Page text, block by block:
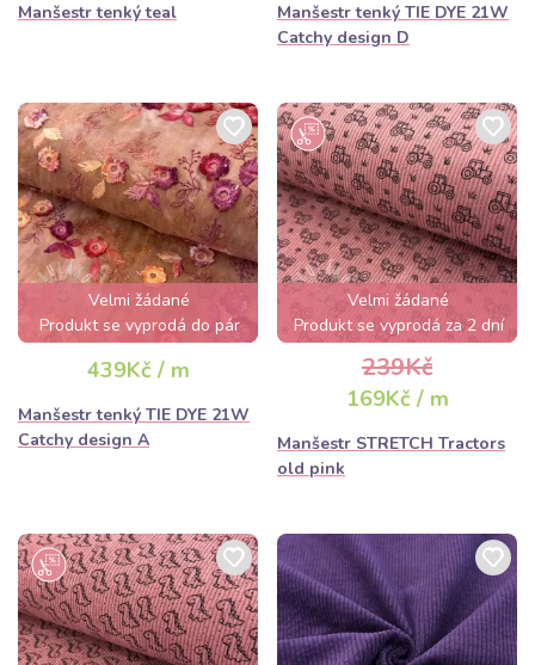
Manšestr tenký teal
Manšestr tenký TIE DYE 21W
Catchy design D
Velmi žádané
Produkt se vyprodá do pár
hodin
439Kč / m
Manšestr tenký TIE DYE 21W
Catchy design A
Velmi žádané
Produkt se vyprodá za 2 dní
239Kč
169Kč / m
Manšestr STRETCH Tractors
old pink